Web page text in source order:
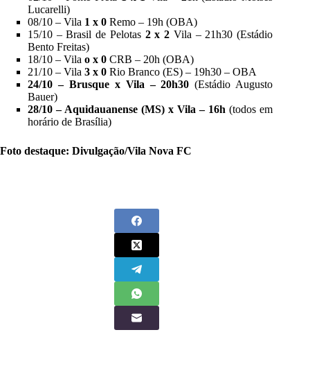
Lucarelli)
08/10 – Vila 1 x 0 Remo – 19h (OBA)
15/10 – Brasil de Pelotas 2 x 2 Vila – 21h30 (Estádio
Bento Freitas)
18/10 – Vila o x 0 CRB – 20h (OBA)
21/10 – Vila 3 x 0 Rio Branco (ES) – 19h30 – OBA
24/10 – Brusque x Vila – 20h30 (Estádio Augusto
Bauer)
28/10 – Aquidauanense (MS) x Vila – 16h (todos em
horário de Brasília)
Foto destaque: Divulgação/Vila Nova FC